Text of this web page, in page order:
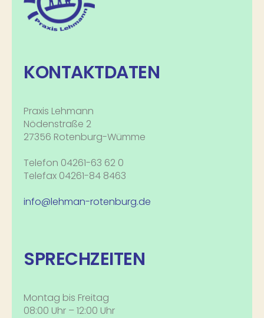
KONTAKTDATEN
Praxis Lehmann
Nödenstraße 2
27356 Rotenburg-Wümme
Telefon 04261-63 62 0
Telefax 04261-84 8463
info@lehman-rotenburg.de
SPRECHZEITEN
Montag bis Freitag
08:00 Uhr – 12:00 Uhr